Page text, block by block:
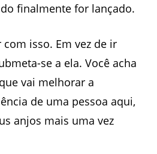
finalmente for lançado.
isso. Em vez de ir
se a ela. Você acha
vai melhorar a
de uma pessoa aqui,
anjos mais uma vez